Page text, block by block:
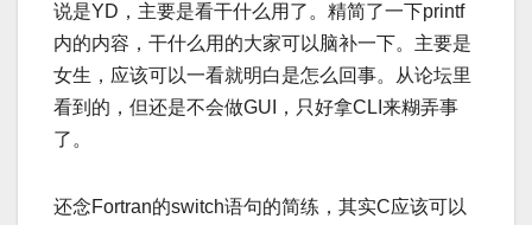
说是YD，主要是看干什么用了。精简了一下printf
内的内容，干什么用的大家可以脑补一下。主要是
女生，应该可以一看就明白是怎么回事。从论坛里
看到的，但还是不会做GUI，只好拿CLI来糊弄事
了。
还念Fortran的switch语句的简练，其实C应该可以